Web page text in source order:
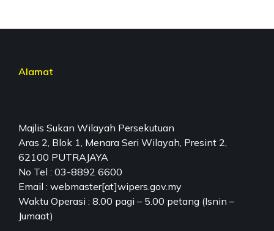
Alamat
Majlis Sukan Wilayah Persekutuan
Aras 2, Blok 1, Menara Seri Wilayah, Presint 2,
62100 PUTRAJAYA
No Tel : 03-8892 6600
Email : webmaster[at]wipers.gov.my
Waktu Operasi : 8.00 pagi – 5.00 petang (Isnin –
Jumaat)